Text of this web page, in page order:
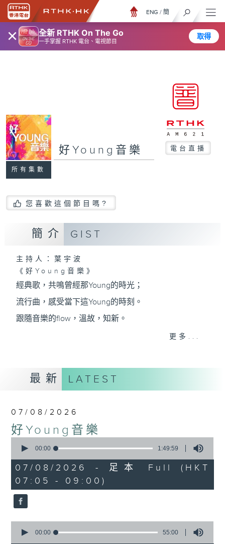
× 全新 RTHK On The Go
一手掌握 RTHK 電台、電視節目
取得
ENG / 簡
所有集數
好Young音樂 電台直播
您喜歡這個節目嗎?
簡介 GIST
主持人：葉宇波
《好Young音樂》
經典歌，共鳴曾經那Young的時光；
流行曲，感受當下這Young的時刻。
跟隨音樂的flow，溫故，知新。
（廣東歌經典）、溫故知新（新歌精選）。
《好Young音樂》
葉宇波為你呈現音樂好模Young！
更多...
最新 LATEST
07/08/2026
好Young音樂
seconds
1
hour,
49
minutes,
59
seconds
00:00 1:49:59
07/08/2026 - 足本 Full (HKT
07:05 - 09:00)
seconds
00:00 55:00